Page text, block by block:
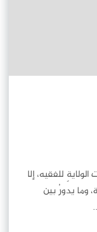
للفقيه، إلا
وما يدورُ بين